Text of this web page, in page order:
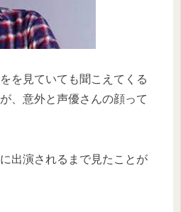
を見ていても聞こえてくる
、意外と声優さんの顔って
出演されるまで見たことが